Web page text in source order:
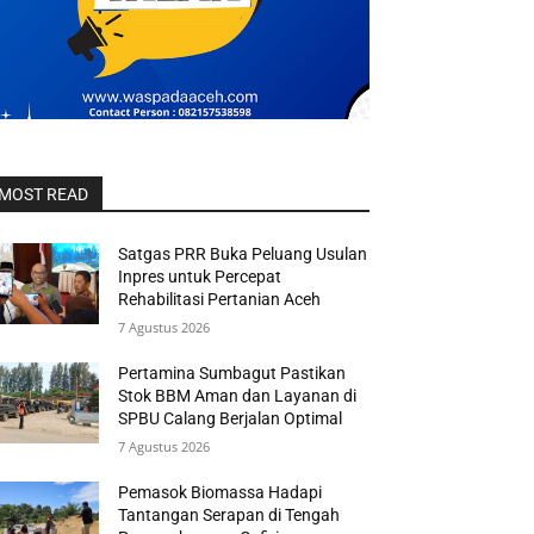
READ
Satgas PRR Buka Peluang Usulan
Inpres untuk Percepat
Rehabilitasi Pertanian Aceh
7 Agustus 2026
Pertamina Sumbagut Pastikan
Stok BBM Aman dan Layanan di
SPBU Calang Berjalan Optimal
7 Agustus 2026
Pemasok Biomassa Hadapi
Tantangan Serapan di Tengah